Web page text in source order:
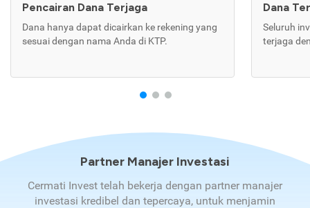
Pencairan Dana Terjaga
Dana hanya dapat dicairkan ke rekening yang
sesuai dengan nama Anda di KTP.
Dana
Seluruh
terjaga
Partner Manajer Investasi
Cermati Invest telah bekerja dengan partner manajer
investasi kredibel dan tepercaya, untuk menjamin